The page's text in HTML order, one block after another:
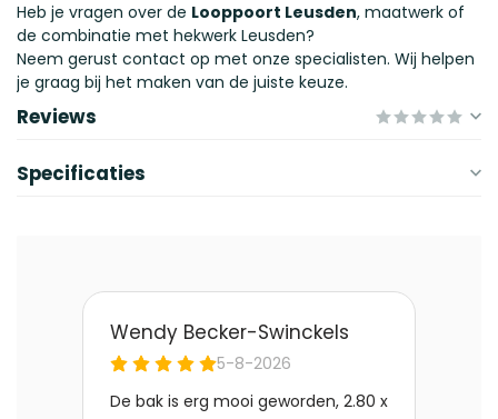
Heb je vragen over de Looppoort Leusden, maatwerk of
de combinatie met hekwerk Leusden?
Neem gerust contact op met onze specialisten. Wij helpen
je graag bij het maken van de juiste keuze.
Reviews
Specificaties